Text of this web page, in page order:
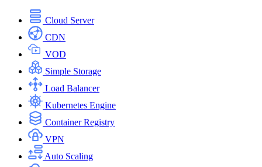
Cloud Server
CDN
VOD
Simple Storage
Load Balancer
Kubernetes Engine
Container Registry
VPN
Auto Scaling